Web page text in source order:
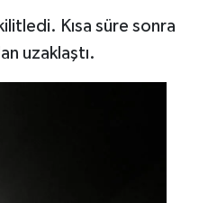
Kısa süre sonra
uzaklaştı.